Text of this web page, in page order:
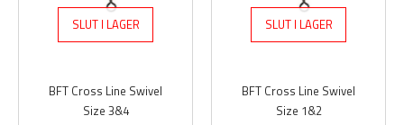
SLUT I LAGER
BFT Cross Line Swivel
Size 3&4
SLUT I LAGER
BFT Cross Line Swivel
Size 1&2